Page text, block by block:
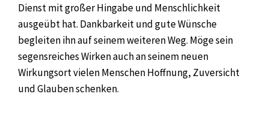
Dienst mit großer Hingabe und Menschlichkeit
ausgeübt hat. Dankbarkeit und gute Wünsche
begleiten ihn auf seinem weiteren Weg. Möge sein
segensreiches Wirken auch an seinem neuen
Wirkungsort vielen Menschen Hoffnung, Zuversicht
und Glauben schenken.